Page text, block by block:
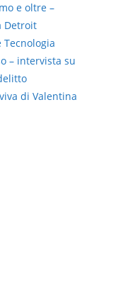
e oltre –
Detroit
Tecnologia
– intervista su
di Valentina